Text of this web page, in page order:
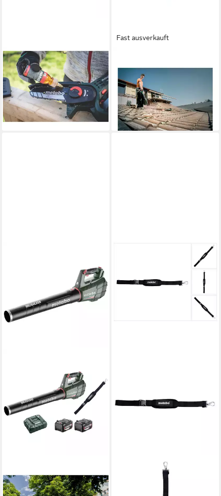
METABO
Gartensäge Akku-Gehölzsäge
MS 18 LTX 15 (Set, 6-St),
ohne Akku, ohne Ladegerät
ab 110,54 €
10,10 €mtl. in 12 Raten
lieferbar - in 2-3 Werktagen bei dir
Fast ausverkauft
Laubsauger Metabo Akku-
Gebläse AG 18 Karton
1 g Gewicht
ab 97,99 €
lieferbar - in 2-3 Werktagen bei dir
Akku-Laubbläser 18-Volt-
Akku-Laubbläser 601607650,
Akkurasenmäher Schultergurt
für Laubbbläser